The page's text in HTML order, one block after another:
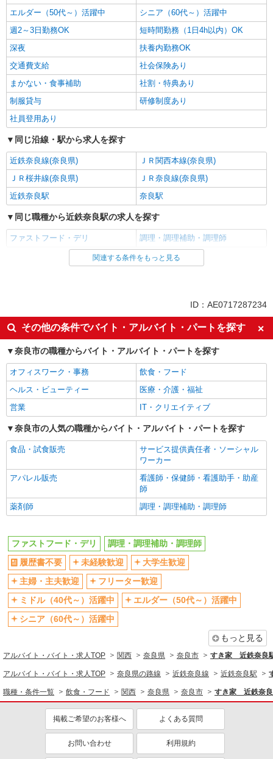
エルダー（50代～）活躍中
シニア（60代～）活躍中
週2～3日勤務OK
短時間勤務（1日4h以内）OK
深夜
扶養内勤務OK
交通費支給
社会保険あり
まかない・食事補助
社割・特典あり
制服貸与
研修制度あり
社員登用あり
同じ沿線・駅から求人を探す
近鉄奈良線(奈良県)
ＪＲ関西本線(奈良県)
ＪＲ桜井線(奈良県)
ＪＲ奈良線(奈良県)
近鉄奈良駅
奈良駅
同じ職種から近鉄奈良駅の求人を探す
ファストフード・デリ 調理・調理補助・調理師
同じ雇用形態から近鉄奈良駅の求人を探す
履歴書不要
未経験歓迎
大学生歓迎
主婦・主夫歓迎
フリーター歓迎
ミドル（40代～）活躍中
エルダー（50代～）活躍中
シニア（60代～）活躍中
週2～3日勤務OK
短時間勤務（1日4h以内）OK
深夜
扶養内勤務OK
交通費支給
社会保険あり
まかない・食事補助
社割・特典あり
研修制度あり
社員登用あり
同じ職種から求人を探す
ファストフード・デリ
調理・調理補助・調理師
同じ特徴から求人を探す
未経験歓迎
大学生歓迎
ミドル（40代～）活躍中
週2～3日勤務OK
短時間勤務（1日4h以内）OK
社会保険あり
まかない・食事補助
社員登用あり
関連する条件をもっと見る
ID：AE0717287234
その他の条件でバイト・アルバイト・パートを探す
奈良市の職種からバイト・アルバイト・パートを探す
オフィスワーク・事務
飲食・フード
ヘルス・ビューティー
医療・介護・福祉
営業
IT・クリエイティブ
奈良市の人気の職種からバイト・アルバイト・パートを探す
食品・試食販売
サービス提供責任者・ソーシャル
ワーカー
アパレル販売
看護師・保健師・看護助手・助産
師
薬剤師
調理・調理補助・調理師
ファストフード・デリ
調理・調理補助・調理師
履歴書不要
未経験歓迎
大学生歓迎
主婦・主夫歓迎
フリーター歓迎
ミドル（40代～）活躍中
エルダー（50代～）活躍中
シニア（60代～）活躍中
もっと見る
アルバイト・バイト・求人TOP 関西 奈良県 奈良市 すき家 近鉄奈良
アルバイト・バイト・求人TOP 奈良県の路線 近鉄奈良線 近鉄奈良駅
職種・条件一覧 飲食・フード 関西 奈良県 奈良市 すき家 近鉄奈良
掲載ご希望のお客様へ よくある質問
お問い合わせ 利用規約